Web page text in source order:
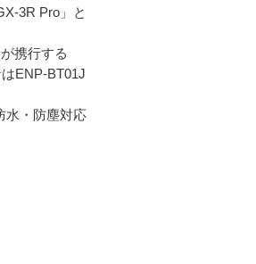
3R Pro」と
携行する
ENP-BT01J
水・防塵対応